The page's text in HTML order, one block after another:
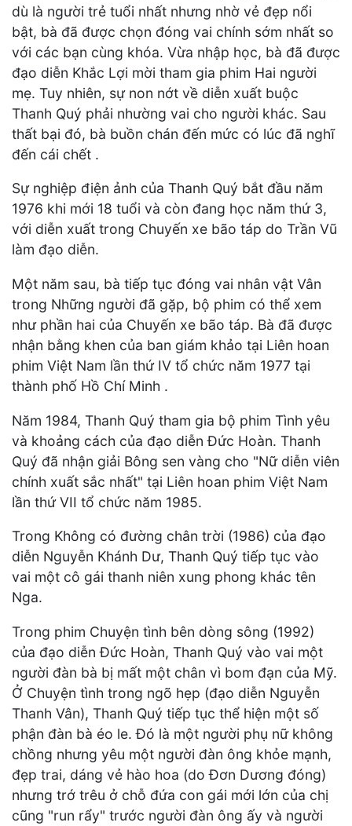
dù là người trẻ tuổi nhất nhưng nhờ vẻ đẹp nổi
bật, bà đã được chọn đóng vai chính sớm nhất so
với các bạn cùng khóa. Vừa nhập học, bà đã được
đạo diễn Khắc Lợi mời tham gia phim Hai người
mẹ. Tuy nhiên, sự non nớt về diễn xuất buộc
Thanh Quý phải nhường vai cho người khác. Sau
thất bại đó, bà buồn chán đến mức có lúc đã nghĩ
đến cái chết .
Sự nghiệp điện ảnh của Thanh Quý bắt đầu năm
1976 khi mới 18 tuổi và còn đang học năm thứ 3,
với diễn xuất trong Chuyến xe bão táp do Trần Vũ
làm đạo diễn.
Một năm sau, bà tiếp tục đóng vai nhân vật Vân
trong Những người đã gặp, bộ phim có thể xem
như phần hai của Chuyến xe bão táp. Bà đã được
nhận bằng khen của ban giám khảo tại Liên hoan
phim Việt Nam lần thứ IV tổ chức năm 1977 tại
thành phố Hồ Chí Minh .
Năm 1984, Thanh Quý tham gia bộ phim Tình yêu
và khoảng cách của đạo diễn Đức Hoàn. Thanh
Quý đã nhận giải Bông sen vàng cho "Nữ diễn viên
chính xuất sắc nhất" tại Liên hoan phim Việt Nam
lần thứ VII tổ chức năm 1985.
Trong Không có đường chân trời (1986) của đạo
diễn Nguyễn Khánh Dư, Thanh Quý tiếp tục vào
vai một cô gái thanh niên xung phong khác tên
Nga.
Trong phim Chuyện tình bên dòng sông (1992)
của đạo diễn Đức Hoàn, Thanh Quý vào vai một
người đàn bà bị mất một chân vì bom đạn của Mỹ.
Ở Chuyện tình trong ngõ hẹp (đạo diễn Nguyễn
Thanh Vân), Thanh Quý tiếp tục thể hiện một số
phận đàn bà éo le. Đó là một người phụ nữ không
chồng nhưng yêu một người đàn ông khỏe mạnh,
đẹp trai, dáng vẻ hào hoa (do Đơn Dương đóng)
nhưng trớ trêu ở chỗ đứa con gái mới lớn của chị
cũng "run rẩy" trước người đàn ông ấy và người